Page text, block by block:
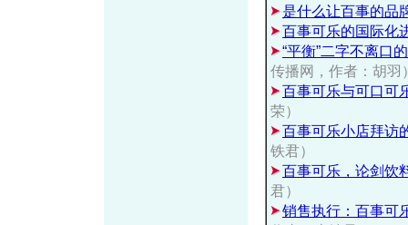
是什么让百事的品
百事可乐的国际化
“平衡”二字不离口
传播网，作者：胡羽
百事可乐与可口可
荣）
百事可乐小店拜访
铁君）
百事可乐，论剑饮
君）
销售执行：百事可